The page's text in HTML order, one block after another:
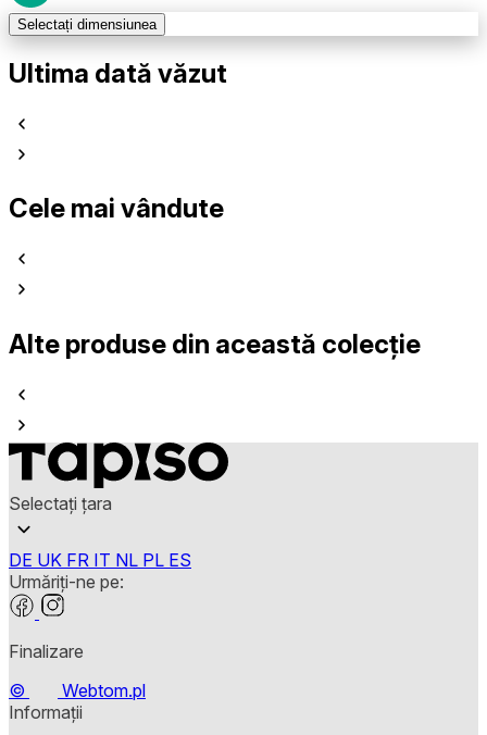
Selectați dimensiunea
Ultima dată văzut
Cele mai vândute
Alte produse din această colecție
Selectați țara
DE UK FR IT NL PL ES
Urmăriți-ne pe:
Finalizare
©
Webtom.pl
Informații